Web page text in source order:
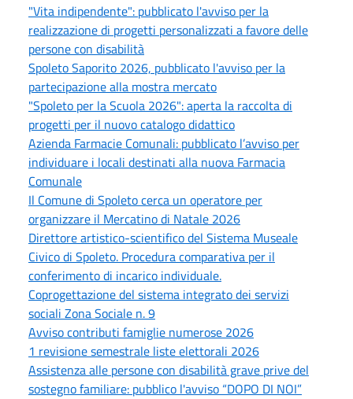
"Vita indipendente": pubblicato l'avviso per la
realizzazione di progetti personalizzati a favore delle
persone con disabilità
Spoleto Saporito 2026, pubblicato l'avviso per la
partecipazione alla mostra mercato
"Spoleto per la Scuola 2026": aperta la raccolta di
progetti per il nuovo catalogo didattico
Azienda Farmacie Comunali: pubblicato l’avviso per
individuare i locali destinati alla nuova Farmacia
Comunale
Il Comune di Spoleto cerca un operatore per
organizzare il Mercatino di Natale 2026
Direttore artistico-scientifico del Sistema Museale
Civico di Spoleto. Procedura comparativa per il
conferimento di incarico individuale.
Coprogettazione del sistema integrato dei servizi
sociali Zona Sociale n. 9
Avviso contributi famiglie numerose 2026
1 revisione semestrale liste elettorali 2026
Assistenza alle persone con disabilità grave prive del
sostegno familiare: pubblico l'avviso “DOPO DI NOI”